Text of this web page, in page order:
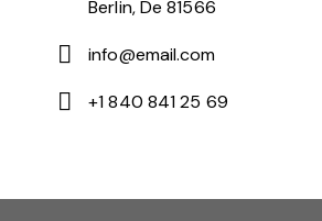
Berlin, De 81566
info@email.com
+1 840 841 25 69